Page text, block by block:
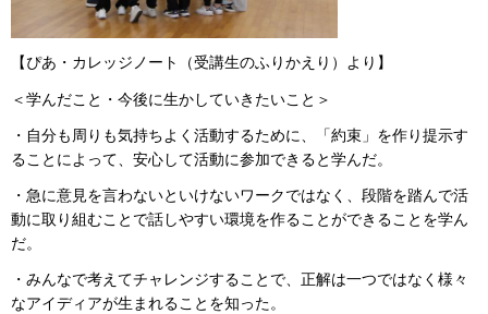
【ぴあ・カレッジノート（受講生のふりかえり）より】
＜学んだこと・今後に生かしていきたいこと＞
・自分も周りも気持ちよく活動するために、「約束」を作り提示す
ることによって、安心して活動に参加できると学んだ。
・急に意見を言わないといけないワークではなく、段階を踏んで活
動に取り組むことで話しやすい環境を作ることができることを学ん
だ。
・みんなで考えてチャレンジすることで、正解は一つではなく様々
なアイディアが生まれることを知った。